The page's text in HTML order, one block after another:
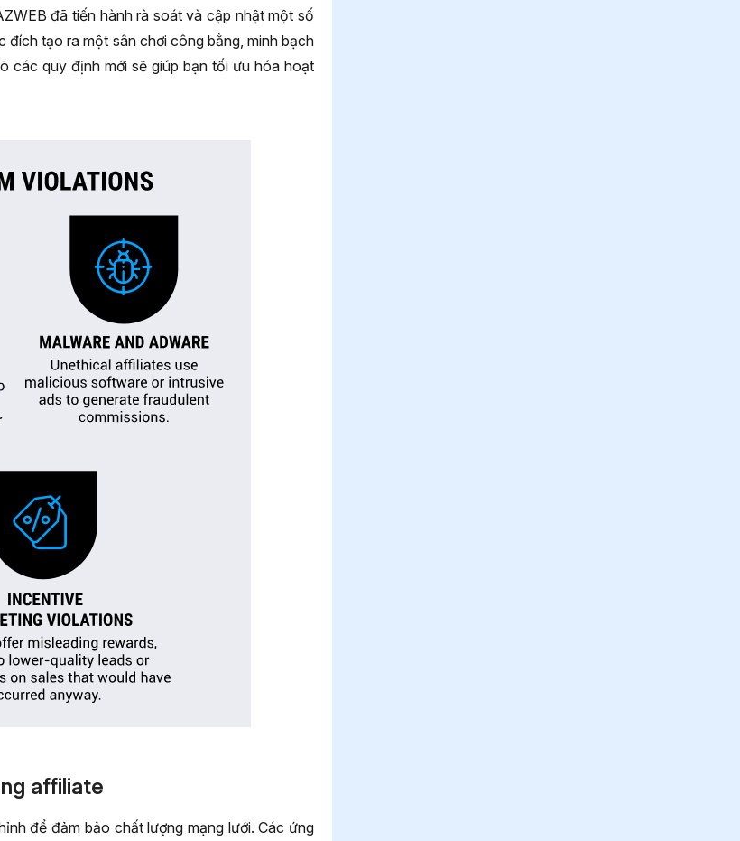
đã tiến hành rà soát và cập nhật một số
tạo ra một sân chơi công bằng, minh bạch
các quy định mới sẽ giúp bạn tối ưu hóa hoạt
affiliate
để đảm bảo chất lượng mạng lưới. Các ứng